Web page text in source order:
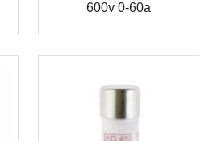
600v 0-60a